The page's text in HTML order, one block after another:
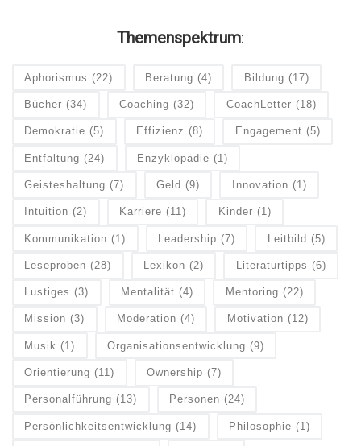
Themenspektrum:
Aphorismus (22) Beratung (4) Bildung (17)
Bücher (34) Coaching (32) CoachLetter (18)
Demokratie (5) Effizienz (8) Engagement (5)
Entfaltung (24) Enzyklopädie (1)
Geisteshaltung (7) Geld (9) Innovation (1)
Intuition (2) Karriere (11) Kinder (1)
Kommunikation (1) Leadership (7) Leitbild (5)
Leseproben (28) Lexikon (2) Literaturtipps (6)
Lustiges (3) Mentalität (4) Mentoring (22)
Mission (3) Moderation (4) Motivation (12)
Musik (1) Organisationsentwicklung (9)
Orientierung (11) Ownership (7)
Personalführung (13) Personen (24)
Persönlichkeitsentwicklung (14) Philosophie (1)